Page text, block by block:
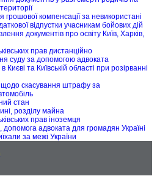
грошової компенсації за невикористані
відпустки учасникам бойових дій
документів про освіту Київ, Харків,
прав дистанційно
суду за допомогою адвоката
Києві та Київській області при розірванні
щодо скасування штрафу за
стан
розділу майна
прав іноземця
допомога адвоката для громадян Україні
за межі України